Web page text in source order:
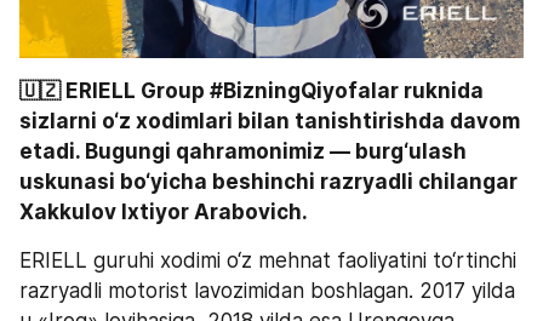
🇺🇿 ERIELL Group #BizningQiyofalar ruknida
sizlarni o‘z xodimlari bilan tanishtirishda davom
etadi. Bugungi qahramonimiz — burg‘ulash
uskunasi bo‘yicha beshinchi razryadli chilangar
Xakkulov Ixtiyor Arabovich.
ERIELL guruhi xodimi o‘z mehnat faoliyatini to‘rtinchi
razryadli motorist lavozimidan boshlagan. 2017 yilda